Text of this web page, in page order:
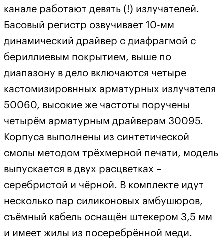
канале работают девять (!) излучателей.
Басовый регистр озвучивает 10-мм
динамический драйвер с диафрагмой с
бериллиевым покрытием, выше по
диапазону в дело включаются четыре
кастомизировнных арматурных излучателя
50060, высокие же частоты поручены
четырём арматурным драйверам 30095.
Корпуса выполнены из синтетической
смолы методом трёхмерной печати, модель
выпускается в двух расцветках –
серебристой и чёрной. В комплекте идут
несколько пар силиконовых амбушюров,
съёмный кабель оснащён штекером 3,5 мм
и имеет жилы из посеребрённой меди.